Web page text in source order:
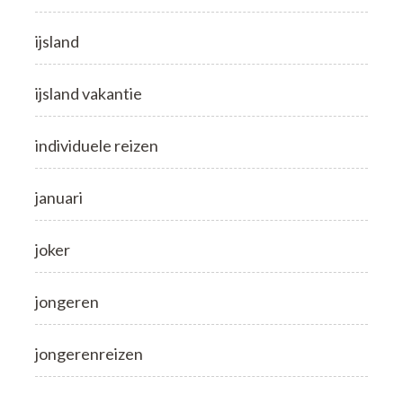
ijsland
ijsland vakantie
individuele reizen
januari
joker
jongeren
jongerenreizen